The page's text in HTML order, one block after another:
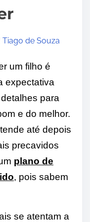
Tiago de Souza
um filho é
expectativa
para
e do melhor.
até depois
precavidos
plano de
, pois sabem
se atentam a